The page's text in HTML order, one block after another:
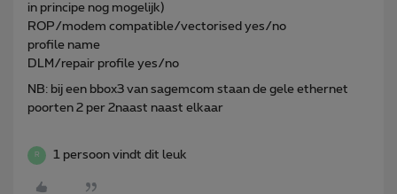
in principe nog mogelijk)
ROP/modem compatible/vectorised yes/no
profile name
DLM/repair profile yes/no
NB: bij een bbox3 van sagemcom staan de gele ethernet
poorten 2 per 2naast naast elkaar
R 1 persoon vindt dit leuk